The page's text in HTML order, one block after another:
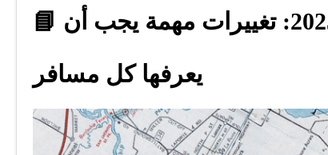
📘 لوائح جواز السفر الامريكي لعام 2025: تغييرات مهمة يجب أن
يعرفها كل مسافر